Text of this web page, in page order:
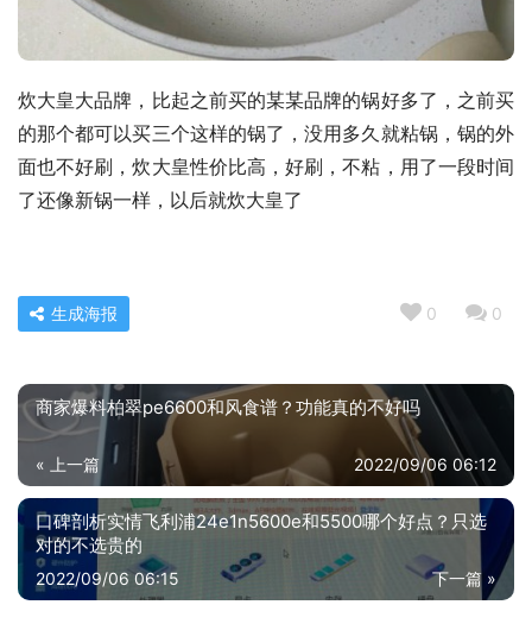
炊大皇大品牌，比起之前买的某某品牌的锅好多了，之前买
的那个都可以买三个这样的锅了，没用多久就粘锅，锅的外
面也不好刷，炊大皇性价比高，好刷，不粘，用了一段时间
了还像新锅一样，以后就炊大皇了
0 0
生成海报
商家爆料柏翠pe6600和风食谱？功能真的不好吗
« 上一篇 2022/09/06 06:12
口碑剖析实情飞利浦24e1n5600e和5500哪个好点？只选
对的不选贵的
下一篇 »
2022/09/06 06:15